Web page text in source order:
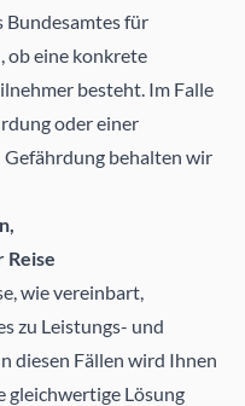
Bundesamtes für
ob eine konkrete
besteht. Im Falle
oder einer
behalten wir
Reise
wie vereinbart,
zu Leistungs- und
diesen Fällen wird Ihnen
gleichwertige Lösung